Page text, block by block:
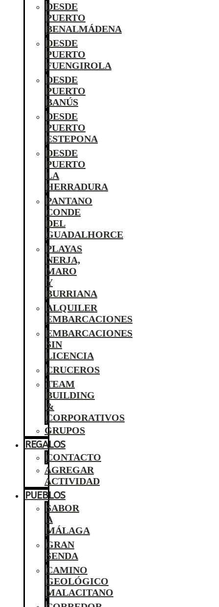
DESDE
PUERTO
BENALMÁDENA
DESDE
PUERTO
FUENGIROLA
DESDE
PUERTO
BANÚS
DESDE
PUERTO
ESTEPONA
DESDE
PUERTO
LA
HERRADURA
PANTANO
CONDE
DEL
GUADALHORCE
PLAYAS
NERJA,
MARO
Y
BURRIANA
ALQUILER
EMBARCACIONES
EMBARCACIONES
SIN
LICENCIA
CRUCEROS
TEAM
BUILDING
&
CORPORATIVOS
GRUPOS
REGALOS
CONTACTO
AGREGAR
ACTIVIDAD
PUEBLOS
SABOR
A
MÁLAGA
GRAN
SENDA
CAMINO
GEOLÓGICO
MALACITANO